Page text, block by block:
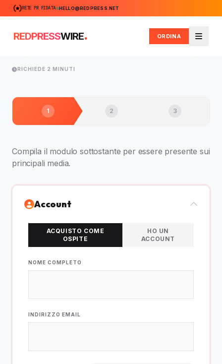
RETE PR FIDATA HELLO@REDPRESS.NET
REDPRESSWIRE. ORDINA
Menu
RICHIEDE 2 MINUTI
1 2 3
Compila il modulo sottostante per essere presente sui
principali media.
Account
ACQUISTO COME
OSPITE
HO UN
ACCOUNT
NOME COMPLETO
INDIRIZZO EMAIL